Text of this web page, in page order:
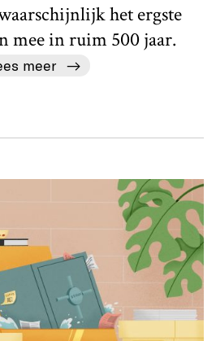
het ergste
mee in ruim 500 jaar.
meer